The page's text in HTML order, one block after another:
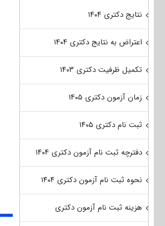
نتایج دکتری ۱۴۰۴
اعتراض به نتایج دکتری ۱۴۰۴
تکمیل ظرفیت دکتری ۱۴۰۳
زمان آزمون دکتری ۱۴۰۵
ثبت نام دکتری ۱۴۰۵
دفترچه ثبت نام آزمون دکتری ۱۴۰۴
نحوه ثبت نام آزمون دکتری ۱۴۰۴
هزینه ثبت نام آزمون دکتری